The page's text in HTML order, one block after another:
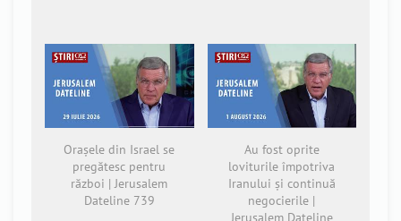
Orașele din Israel se
pregătesc pentru
război | Jerusalem
Dateline 739
Au fost oprite
loviturile împotriva
Iranului și continuă
negocierile |
Jerusalem Dateline